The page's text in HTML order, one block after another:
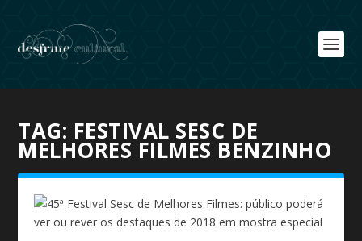
TAG: FESTIVAL SESC DE
MELHORES FILMES BENZINHO